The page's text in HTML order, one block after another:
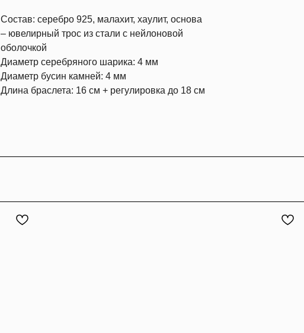
Состав: серебро 925, малахит, хаулит, основа
– ювелирный трос из стали с нейлоновой
оболочкой
Диаметр серебряного шарика: 4 мм
Диаметр бусин камней: 4 мм
Длина браслета: 16 см + регулировка до 18 см